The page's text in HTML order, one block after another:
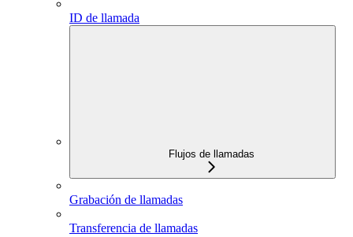
ID de llamada
Flujos de llamadas
Grabación de llamadas
Transferencia de llamadas